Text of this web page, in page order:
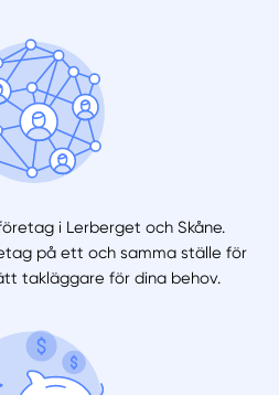
i Lerberget och Skåne.
på ett och samma ställe för
takläggare för dina behov.